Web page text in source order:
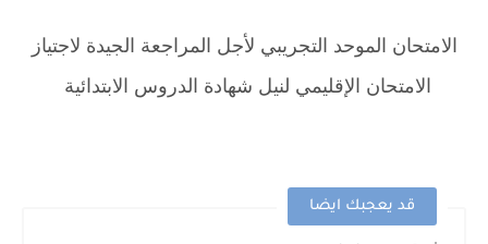
الامتحان الموحد التجريبي لأجل المراجعة الجيدة لاجتياز
الامتحان الإقليمي لنيل شهادة الدروس الابتدائية
قد يعجبك ايضا